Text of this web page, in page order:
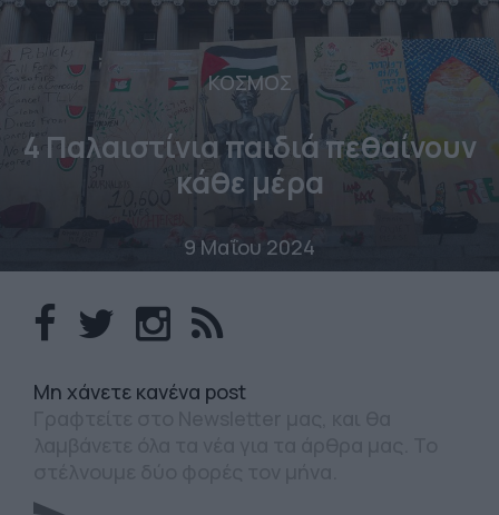
ΚΟΣΜΟΣ
4 Παλαιστίνια παιδιά πεθαίνουν
κάθε μέρα
9 Μαΐου 2024
Mη χάνετε κανένα post